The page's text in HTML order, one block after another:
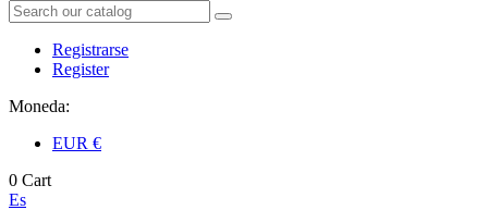
Registrarse
Register
Moneda:
EUR €
0 Cart
Es